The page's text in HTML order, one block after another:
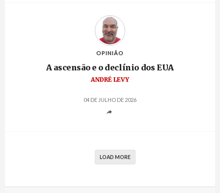
OPINIÃO
A ascensão e o declínio dos EUA
ANDRÉ LEVY
04 DE JULHO DE 2026
LOAD MORE